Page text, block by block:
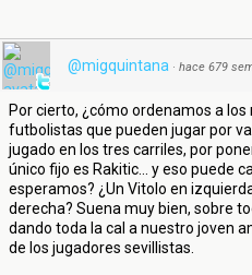
@migquintana · hace 679
Por cierto, ¿cómo ordenamos a
futbolistas que pueden jugar por
jugado en los tres carriles, por
único fijo es Rakitic... y eso puede
esperamos? ¿Un Vitolo en
derecha? Suena muy bien, sobre
dando toda la cal a nuestro joven
de los jugadores sevillistas.